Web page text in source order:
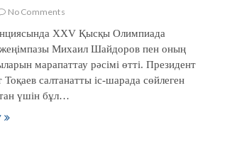
қоямын»
No Comments
ХХV Қысқы Олимпиада
Михаил Шайдоров пен оның
марапаттау рәсімі өтті. Президент
салтанатты іс-шарада сөйлеген
үшін бұл…
Мемлекет